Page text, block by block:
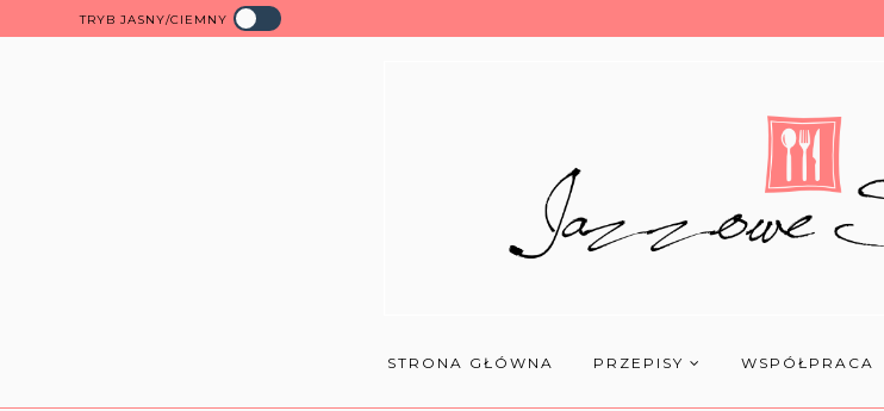
TRYB JASNY/CIEMNY
STRONA GŁÓWNA PRZEPISY WSPÓŁPRACA